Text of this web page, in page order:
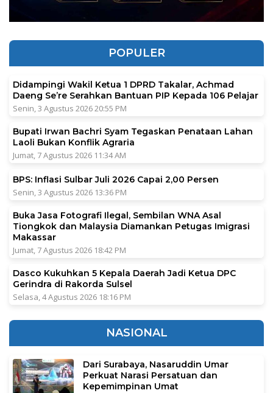
POPULER
Didampingi Wakil Ketua 1 DPRD Takalar, Achmad
Daeng Se’re Serahkan Bantuan PIP Kepada 106 Pelajar
Senin, 3 Agustus 2026 20:55 PM
Bupati Irwan Bachri Syam Tegaskan Penataan Lahan
Laoli Bukan Konflik Agraria
Jumat, 7 Agustus 2026 11:34 AM
BPS: Inflasi Sulbar Juli 2026 Capai 2,00 Persen
Senin, 3 Agustus 2026 13:36 PM
Buka Jasa Fotografi Ilegal, Sembilan WNA Asal
Tiongkok dan Malaysia Diamankan Petugas Imigrasi
Makassar
Jumat, 7 Agustus 2026 18:42 PM
Dasco Kukuhkan 5 Kepala Daerah Jadi Ketua DPC
Gerindra di Rakorda Sulsel
Selasa, 4 Agustus 2026 18:16 PM
NASIONAL
Dari Surabaya, Nasaruddin Umar
Perkuat Narasi Persatuan dan
Kepemimpinan Umat